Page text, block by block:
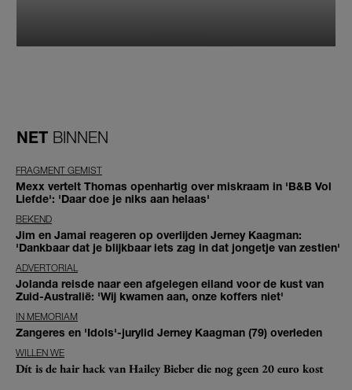
NET BINNEN
FRAGMENT GEMIST
Mexx vertelt Thomas openhartig over miskraam in 'B&B Vol
Liefde': 'Daar doe je niks aan helaas'
BEKEND
Jim en Jamai reageren op overlijden Jerney Kaagman:
'Dankbaar dat je blijkbaar iets zag in dat jongetje van zestien'
ADVERTORIAL
Jolanda reisde naar een afgelegen eiland voor de kust van
Zuid-Australië: 'Wij kwamen aan, onze koffers niet'
IN MEMORIAM
Zangeres en 'Idols'-jurylid Jerney Kaagman (79) overleden
WILLEN WE
Dít is de hair hack van Hailey Bieber die nog geen 20 euro kost